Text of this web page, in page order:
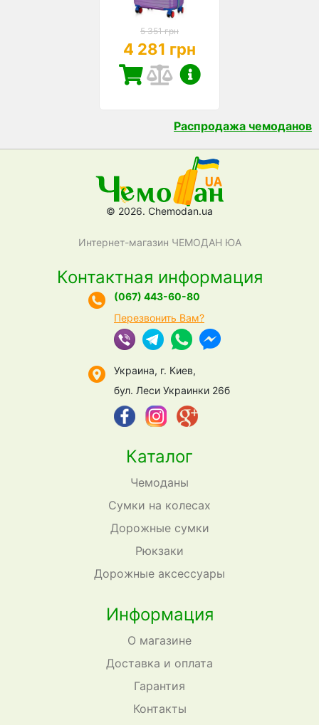
5 351 грн
4 281 грн
Распродажа чемоданов
© 2026. Chemodan.ua
Интернет-магазин ЧЕМОДАН ЮА
Каталог
Чемоданы
Сумки на колесах
Дорожные сумки
Рюкзаки
Дорожные аксессуары
Информация
О магазине
Доставка и оплата
Гарантия
Контакты
Контактная информация
(067) 443-60-80
Перезвонить Вам?
Украина, г. Киев,
бул. Леси Украинки 26б